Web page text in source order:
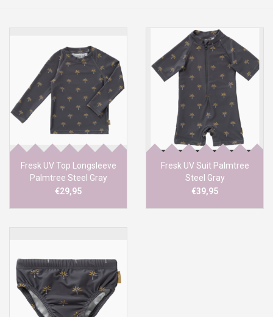
Merken
Fresk UV Top Longsleeve
Palmtree Steel Gray
€29,95
Fresk UV Suit Palmtree
Steel Gray
€39,95